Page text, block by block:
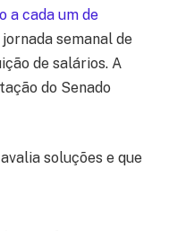
a cada um de
semanal de
de salários. A
do Senado
soluções e que